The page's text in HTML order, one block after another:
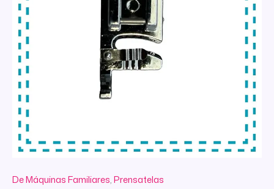
De Máquinas Familiares,Prensatelas